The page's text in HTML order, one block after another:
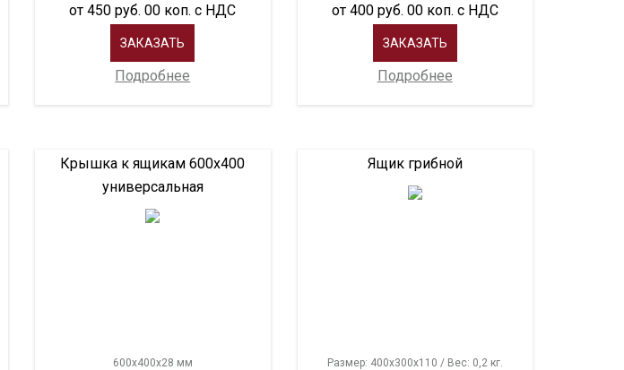
от 450 руб. 00 коп. с НДС
ЗАКАЗАТЬ
Подробнее
от 400 руб. 00 коп. с НДС
ЗАКАЗАТЬ
Подробнее
Крышка к ящикам 600х400
универсальная
600х400х28 мм
Ящик грибной
Размер: 400х300х110 / Вес: 0,2 кг.